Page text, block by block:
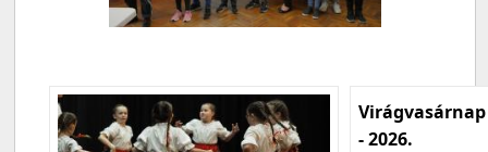
Virágvasárnap
- 2026.